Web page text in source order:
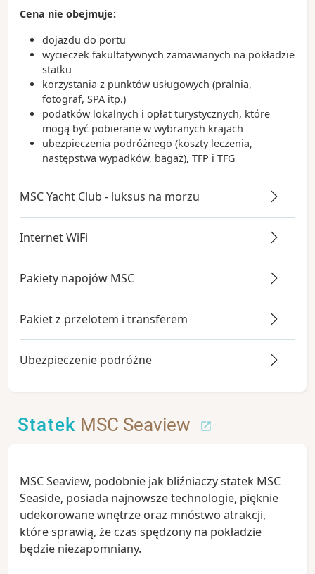
Cena nie obejmuje:
dojazdu do portu
wycieczek fakultatywnych zamawianych na pokładzie
statku
korzystania z punktów usługowych (pralnia,
fotograf, SPA itp.)
podatków lokalnych i opłat turystycznych, które
mogą być pobierane w wybranych krajach
ubezpieczenia podróżnego (koszty leczenia,
następstwa wypadków, bagaż), TFP i TFG
MSC Yacht Club - luksus na morzu
Internet WiFi
Pakiety napojów MSC
Pakiet z przelotem i transferem
Ubezpieczenie podróżne
Statek MSC Seaview
MSC Seaview, podobnie jak bliźniaczy statek MSC
Seaside, posiada najnowsze technologie, pięknie
udekorowane wnętrze oraz mnóstwo atrakcji,
które sprawią, że czas spędzony na pokładzie
będzie niezapomniany.